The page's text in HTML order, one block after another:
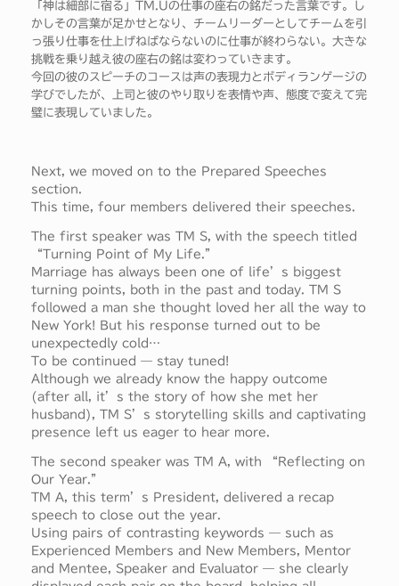
「神は細部に宿る」TM.Uの仕事の座右の銘だった言葉です。し
かしその言葉が足かせとなり、チームリーダーとしてチームを引
っ張り仕事を仕上げねばならないのに仕事が終わらない。大きな
挑戦を乗り越え彼の座右の銘は変わっていきます。
今回の彼のスピーチのコースは声の表現力とボディランゲージの
学びでしたが、上司と彼のやり取りを表情や声、態度で変えて完
璧に表現していました。
Next, we moved on to the Prepared Speeches
section.
This time, four members delivered their speeches.
The first speaker was TM S, with the speech titled
“Turning Point of My Life.”
Marriage has always been one of life’s biggest
turning points, both in the past and today. TM S
followed a man she thought loved her all the way to
New York! But his response turned out to be
unexpectedly cold…
To be continued — stay tuned!
Although we already know the happy outcome
(after all, it’s the story of how she met her
husband), TM S’s storytelling skills and captivating
presence left us eager to hear more.
The second speaker was TM A, with “Reflecting on
Our Year.”
TM A, this term’s President, delivered a recap
speech to close out the year.
Using pairs of contrasting keywords — such as
Experienced Members and New Members, Mentor
and Mentee, Speaker and Evaluator — she clearly